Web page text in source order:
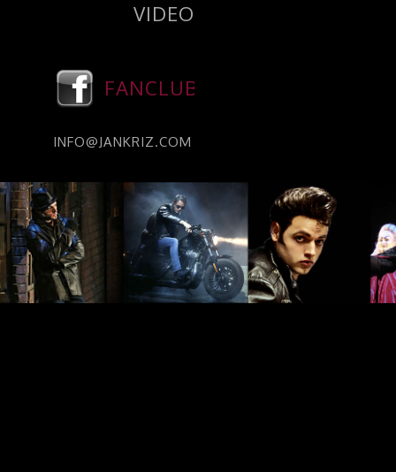
VIDEO
FANCLUB
INFO@JANKRIZ.COM